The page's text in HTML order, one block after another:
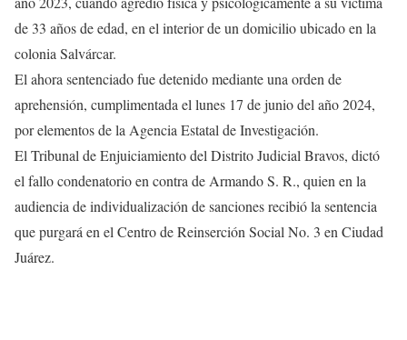
de 33 años de edad, en el interior de un domicilio ubicado en la
colonia Salvárcar.
El ahora sentenciado fue detenido mediante una orden de
aprehensión, cumplimentada el lunes 17 de junio del año 2024,
por elementos de la Agencia Estatal de Investigación.
El Tribunal de Enjuiciamiento del Distrito Judicial Bravos, dictó
el fallo condenatorio en contra de Armando S. R., quien en la
audiencia de individualización de sanciones recibió la sentencia
que purgará en el Centro de Reinserción Social No. 3 en Ciudad
Juárez.